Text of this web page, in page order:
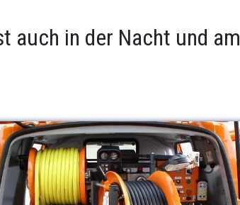
auch in der Nacht und am